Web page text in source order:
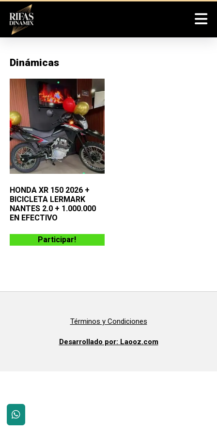
Dinámicas
HONDA XR 150 2026 +
BICICLETA LERMARK
NANTES 2.0 + 1.000.000
EN EFECTIVO
Participar!
Términos y Condiciones
Desarrollado por: Laooz.com